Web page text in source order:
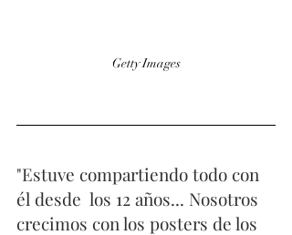
Getty Images
"Estuve compartiendo todo con
él desde  los 12 años... Nosotros
crecimos con los posters de los